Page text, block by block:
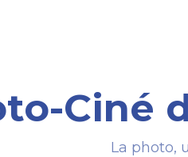
Ciné
La photo,